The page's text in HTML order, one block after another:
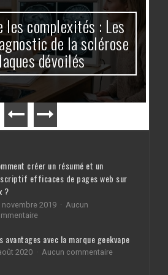
les complexités : Les
de la sclérose
dévoilés
créer un résumé et un
efficaces de pages web sur
?
novembre 2019
Aucun
sur
un
résumé
avantages avec la marque geekvape
2020 Aucun commentairesur